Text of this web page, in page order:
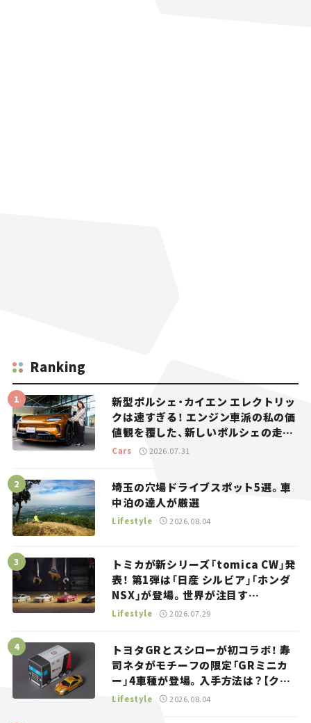
Ranking
新型ポルシェ・カイエン エレクトリッ
クは速すぎる！ エンジン車派の私の価
値観を覆した、新しいポルシェの走
り。
Cars 2026.07.31
埼玉の穴場ドライブスポット5選。車
中泊の達人が厳選
Lifestyle 2026.08.04
トミカが新シリーズ「tomica CW」発
表！ 第1弾は「日産 シルビア」「ホンダ
NSX」が登場。世界が注目す
る“JDM”に焦点【クルマとホビー】
Lifestyle 2026.07.29
トヨタGRとスシローが初コラボ！ 寿
司ネタがモチーフの限定「GRミニカ
ー」4車種が登場。入手方法は？【クル
マとホビー】
Lifestyle 2026.08.04